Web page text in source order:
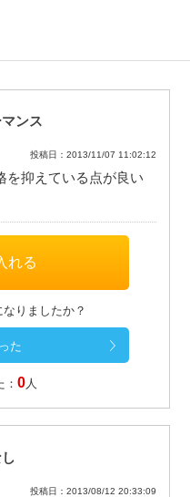
ンス
投稿日：2013/11/07 11:02:12
を抑えている点が良い
りましたか？
：0 人
投稿日：2013/08/12 20:33:09